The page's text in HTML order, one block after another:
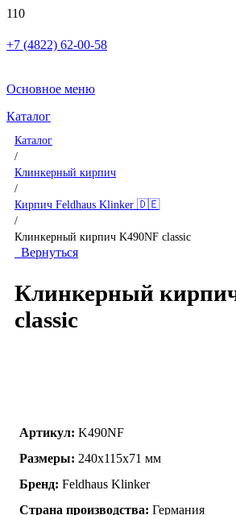
+7 (4822) 62-00-58
Основное меню
Каталог
Каталог
/
Клинкерный кирпич
/
Кирпич Feldhaus Klinker 🇩🇪
/
Клинкерный кирпич K490NF classic
Вернуться
Клинкерный
classic
Артикул: K490NF
Размеры: 240х115х71 мм
Бренд: Feldhaus Klinker
Страна производства: Германия